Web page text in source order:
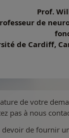
Prof.
de
de Cardiff,
de votre
pas à nous
devoir de fournir